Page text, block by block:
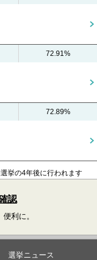
72.91%
72.89%
挙の4年後に行われます
認
利に。
選挙ニュース